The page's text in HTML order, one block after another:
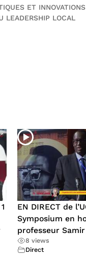
ET
LEADERSHIP LOCAL
EN DIRECT de
Symposium en
professeur Samir
8 views
Direct